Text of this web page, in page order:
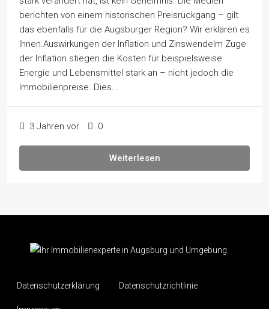
berichten von einem historischen Preisrückgang – gilt
das ebenfalls für die Augsburger Region? Wir erklären es
Ihnen.Auswirkungen der Inflation und ZinswendeIm Zuge
der Inflation stiegen die Kosten für beispielsweise
Energie und Lebensmittel stark an – nicht jedoch die
Immobilienpreise. Dies...
3 Jahren vor 0
Weiterlesen
Datenschutzerklärung Datenschutzrichtlinie